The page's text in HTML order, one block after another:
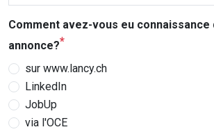
Comment avez-vous eu connaissance
annonce?
sur www.lancy.ch
LinkedIn
JobUp
via l'OCE